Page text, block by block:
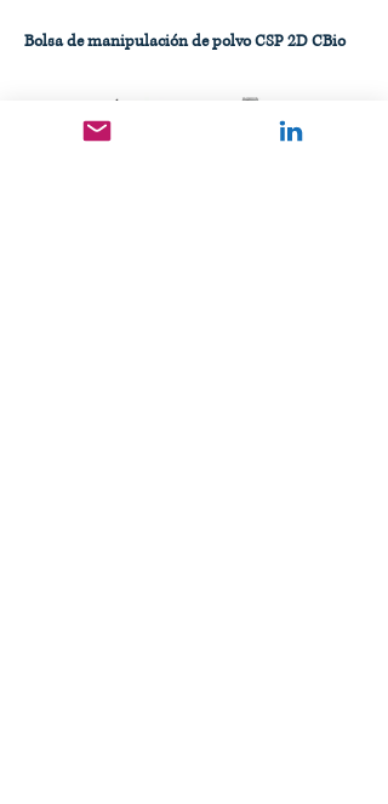
Bolsa de manipulación de polvo CSP 2D CBio